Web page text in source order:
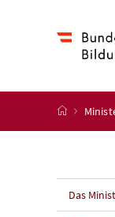
Startseite
Das